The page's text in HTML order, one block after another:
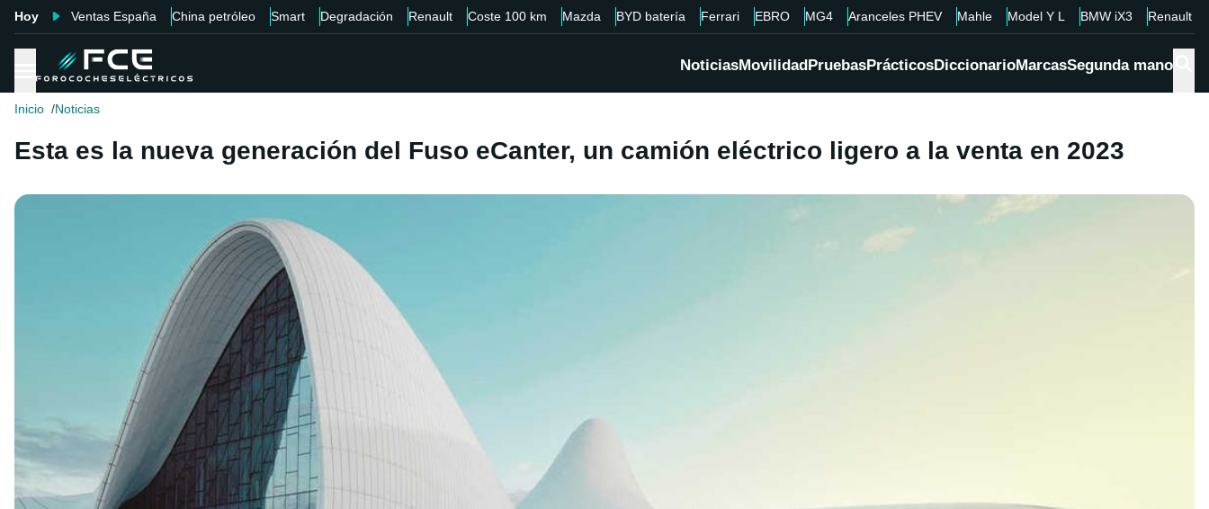
Hoy Ventas España China petróleo Smart Degradación Renault Coste 100 km Mazda BYD batería Ferrari EBRO MG4 Aranceles PHEV Mahle Model Y L BMW iX3 Renault
NoticiasMovilidadPruebasPrácticosDiccionarioMarcasSegunda mano
Inicio Noticias
Esta es la nueva generación del Fuso eCanter, un camión eléctrico ligero a la venta en 2023